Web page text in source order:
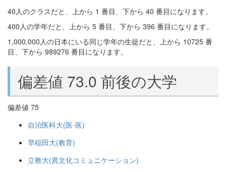
40人のクラスだと、上から 1 番目、下から 40 番目になります。
400人の学年だと、上から 5 番目、下から 396 番目になります。
1,000,000人の日本にいる同じ学年の生徒だと、上から 10725 番
目、下から 989276 番目になります。
偏差値 73.0 前後の大学
偏差値 75
自治医科大(医-医)
早稲田大(教育)
立教大(異文化コミュニケーション)